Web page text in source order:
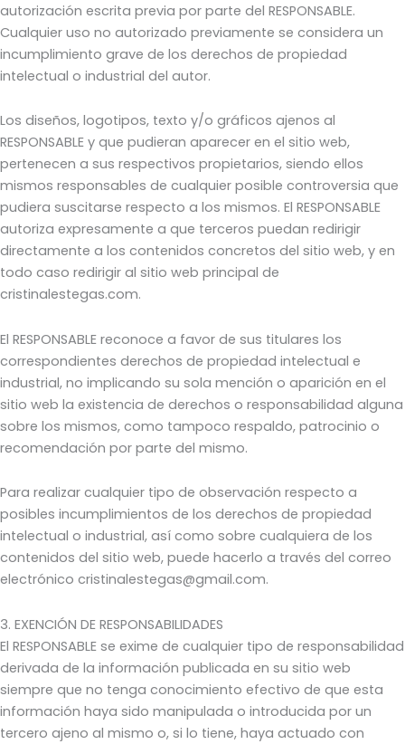
autorización escrita previa por parte del RESPONSABLE.
Cualquier uso no autorizado previamente se considera un
incumplimiento grave de los derechos de propiedad
intelectual o industrial del autor.
Los diseños, logotipos, texto y/o gráficos ajenos al
RESPONSABLE y que pudieran aparecer en el sitio web,
pertenecen a sus respectivos propietarios, siendo ellos
mismos responsables de cualquier posible controversia que
pudiera suscitarse respecto a los mismos. El RESPONSABLE
autoriza expresamente a que terceros puedan redirigir
directamente a los contenidos concretos del sitio web, y en
todo caso redirigir al sitio web principal de
cristinalestegas.com.
El RESPONSABLE reconoce a favor de sus titulares los
correspondientes derechos de propiedad intelectual e
industrial, no implicando su sola mención o aparición en el
sitio web la existencia de derechos o responsabilidad alguna
sobre los mismos, como tampoco respaldo, patrocinio o
recomendación por parte del mismo.
Para realizar cualquier tipo de observación respecto a
posibles incumplimientos de los derechos de propiedad
intelectual o industrial, así como sobre cualquiera de los
contenidos del sitio web, puede hacerlo a través del correo
electrónico cristinalestegas@gmail.com.
3. EXENCIÓN DE RESPONSABILIDADES
El RESPONSABLE se exime de cualquier tipo de responsabilidad
derivada de la información publicada en su sitio web
siempre que no tenga conocimiento efectivo de que esta
información haya sido manipulada o introducida por un
tercero ajeno al mismo o, si lo tiene, haya actuado con